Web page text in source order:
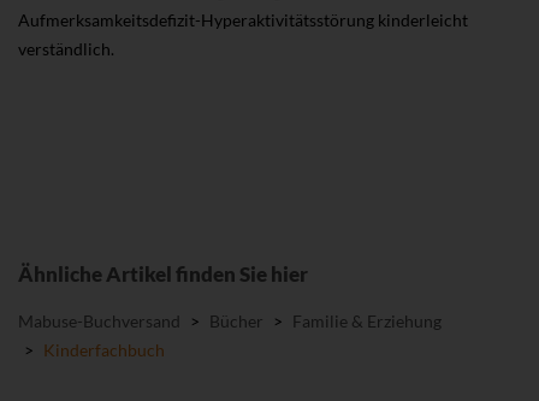
Aufmerksamkeitsdefizit-Hyperaktivitätsstörung kinderleicht
verständlich.
Ähnliche Artikel finden Sie hier
Mabuse-Buchversand > Bücher > Familie & Erziehung
> Kinderfachbuch